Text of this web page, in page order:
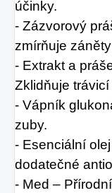
účinky.
- Zázvorový
zmírňuje
- Extrakt a
Zklidňuje
- Vápník
zuby.
- Esenciální
dodatečné
- Med –